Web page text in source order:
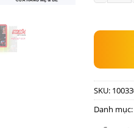
SKU:
Danh mục: